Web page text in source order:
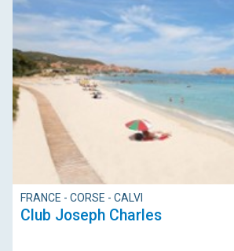
FRANCE - CORSE - CALVI
Club Joseph Charles